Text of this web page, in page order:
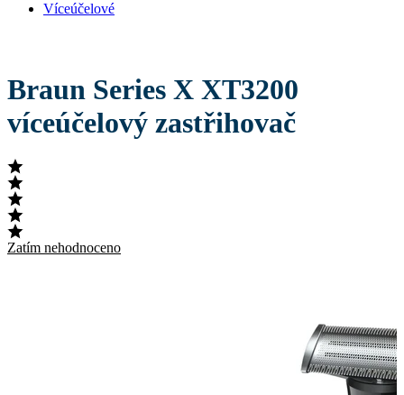
Víceúčelové
Braun Series X XT3200
víceúčelový zastřihovač
Zatím nehodnoceno